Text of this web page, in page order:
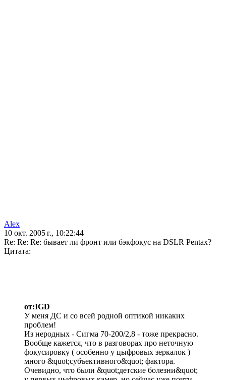
Alex
10 окт. 2005 г., 10:22:44
Re: Re: Re: бывает ли фронт или бэкфокус на DSLR Pentax?
Цитата:
от:IGD
У меня ДС и со всей родной оптикой никаких
проблем!
Из неродных - Сигма 70-200/2,8 - тоже прекрасно.
Вообще кажется, что в разговорах про неточную
фокусировку ( особенно у цыфровых зеркалок )
много &quot;субъективного&quot; фактора.
Очевидно, что были &quot;детские болезни&quot;